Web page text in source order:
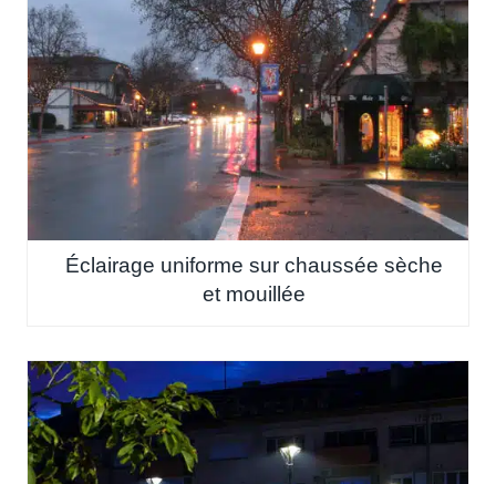
Éclairage uniforme sur chaussée sèche
et mouillée